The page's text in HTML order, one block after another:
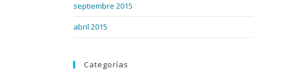
septiembre 2015
abril 2015
Categorías